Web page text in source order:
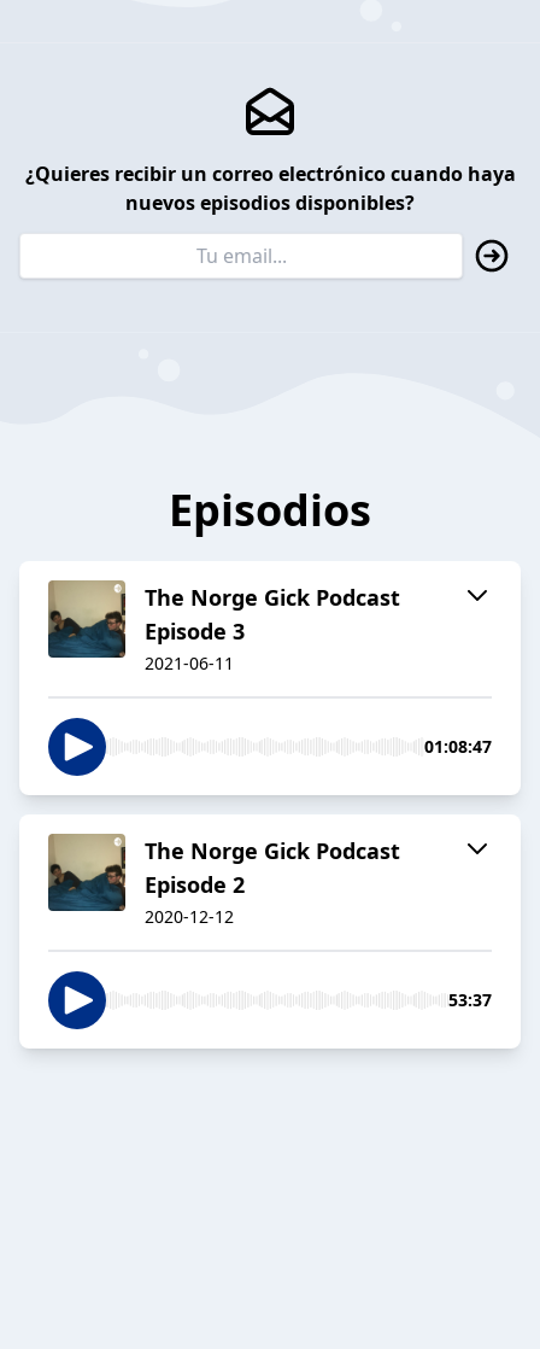
¿Quieres recibir un correo electrónico cuando haya
nuevos episodios disponibles?
Episodios
The Norge Gick Podcast
Episode 3
2021-06-11
01:08:47
The Norge Gick Podcast
Episode 2
2020-12-12
53:37